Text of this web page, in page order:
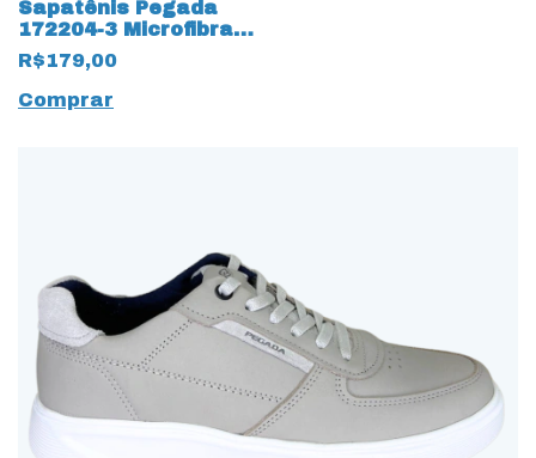
Sapatênis Pegada
172204-3 Microfibra
com cadarço Fake
17561 Preto
R$179,00
Comprar